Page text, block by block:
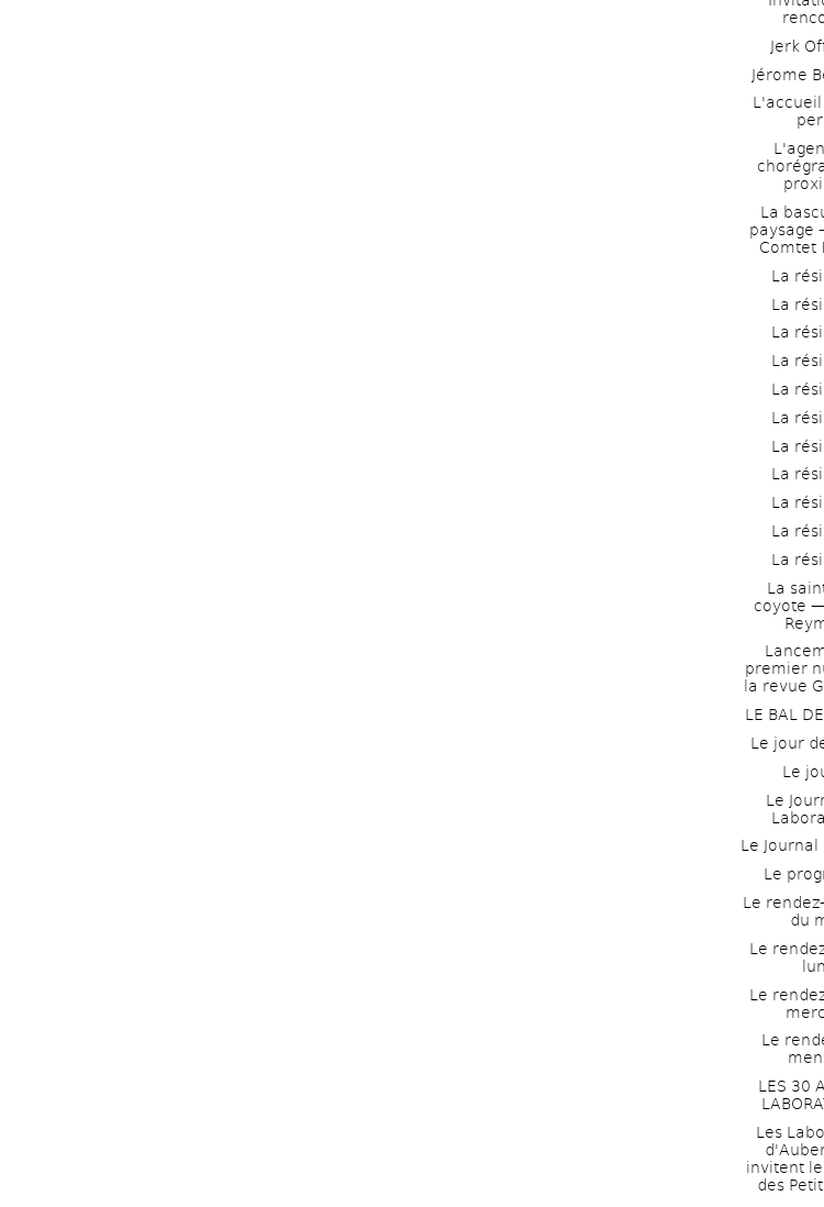
Jerk
Jérome
La
paysage
Comtet
La
La
La
La
La
La
La
La
La
La
La
La
coyote
premier
la revue
LE BAL
Le jour
Le
Le
Le Journal
Le
Le
du
Le
Le
Le
LES 30
Les
invitent
des